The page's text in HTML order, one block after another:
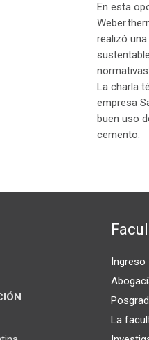
En esta
realizó
La charla
empresa
buen uso
cemento.
Ingreso
La